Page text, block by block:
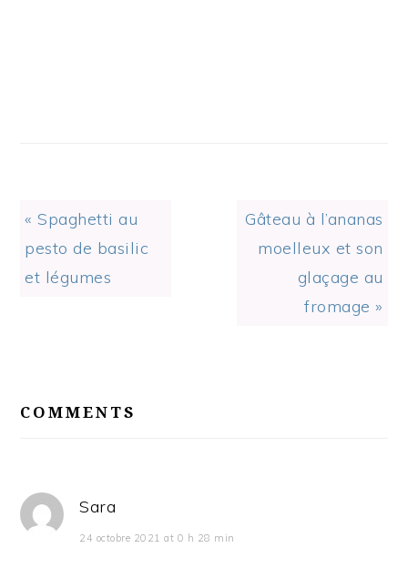
Previous
Post:
« Spaghetti au
pesto de basilic
et légumes
Next
Post:
Gâteau à l’ananas
moelleux et son
glaçage au
fromage »
INTERACTIONS
COMMENTS
Sara
24 octobre 2021 at 0 h 28 min